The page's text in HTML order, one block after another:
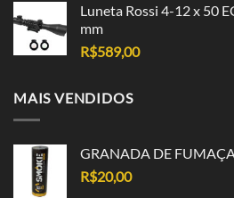
Luneta Rossi 4-12 x 50
mm
R$589,00
MAIS VENDIDOS
GRANADA DE
R$20,00